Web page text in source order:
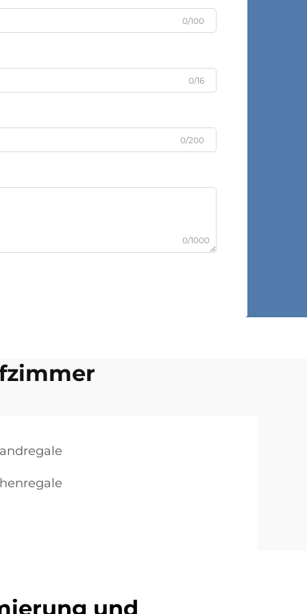
0/100
0/16
0/200
0/1000
und